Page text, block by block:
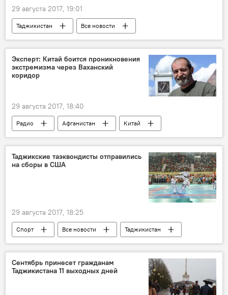
29 августа 2017, 19:01
Таджикистан
Все новости
русский язык
учебники
Россия
Эксперт: Китай боится проникновения
экстремизма через Ваханский
коридор
29 августа 2017, 18:40
Радио Афганистан
Китай
терроризм
экстремизм
Таджикистан
Таджикские таэквондисты отправились
на сборы в США
29 августа 2017, 18:25
Спорт Все новости
Таджикистан
США
таэквон-до
тренировка
Таджикистан: свежие новости спорта
Сентябрь принесет гражданам
Таджикистана 11 выходных дней